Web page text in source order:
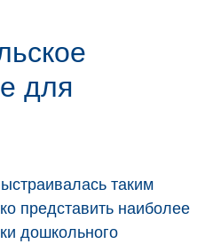
для
таким
представить наиболее
дошкольного